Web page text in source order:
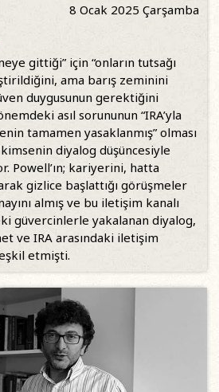
8 Ocak 2025 Çarşamba
gittiği” için “onların tutsağı
ama barış zeminini
duygusunun gerektiğini
asıl sorununun “IRA’yla
tamamen yasaklanmış” olması
diyalog düşüncesiyle
Powell’ın; kariyerini, hatta
gizlice başlattığı görüşmeler
almış ve bu iletişim kanalı
güvercinlerle yakalanan diyalog,
ve IRA arasındaki iletişim
etmişti.